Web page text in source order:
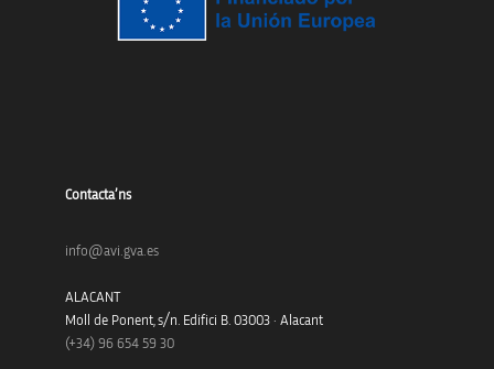
Contacta’ns
info@avi.gva.es
ALACANT
Moll de Ponent, s/n. Edifici B. 03003 · Alacant
(+34) 96 654 59 30